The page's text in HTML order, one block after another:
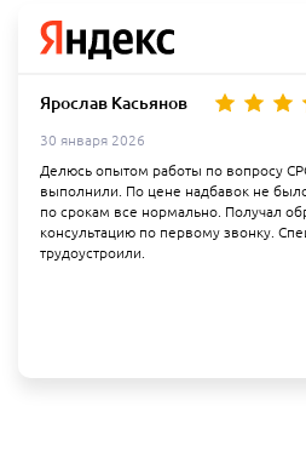
Ярослав Касьянов
30 января 2026
Делюсь опытом работы по вопросу
выполнили. По цене надбавок не
по срокам все нормально. Получал
консультацию по первому звонку.
трудоустроили.